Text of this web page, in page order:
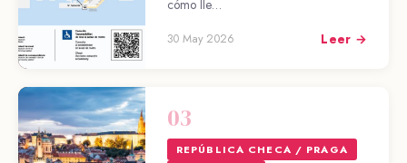
cómo lle…
30 May 2026 Leer →
03
REPÚBLICA CHECA / PRAGA